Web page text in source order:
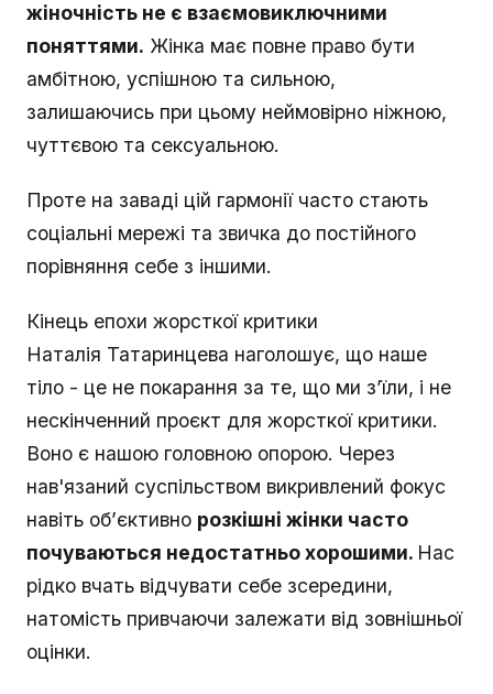
жіночність не є взаємовиключними
поняттями. Жінка має повне право бути
амбітною, успішною та сильною,
залишаючись при цьому неймовірно ніжною,
чуттєвою та сексуальною.
Проте на заваді цій гармонії часто стають
соціальні мережі та звичка до постійного
порівняння себе з іншими.
Кінець епохи жорсткої критики
Наталія Татаринцева наголошує, що наше
тіло - це не покарання за те, що ми з’їли, і не
нескінченний проєкт для жорсткої критики.
Воно є нашою головною опорою. Через
нав'язаний суспільством викривлений фокус
навіть об’єктивно розкішні жінки часто
почуваються недостатньо хорошими. Нас
рідко вчать відчувати себе зсередини,
натомість привчаючи залежати від зовнішньої
оцінки.